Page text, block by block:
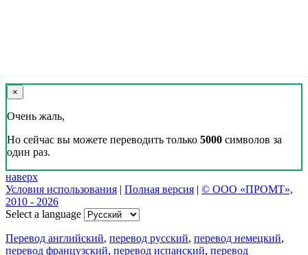
×
Очень жаль,
Но сейчас вы можете переводить только 5000 символов за
один раз.
наверх
Условия использования | Полная версия | © ООО «ПРОМТ»,
2010 - 2026
Select a language
Перевод английский, перевод русский, перевод немецкий,
перевод французский, перевод испанский, перевод